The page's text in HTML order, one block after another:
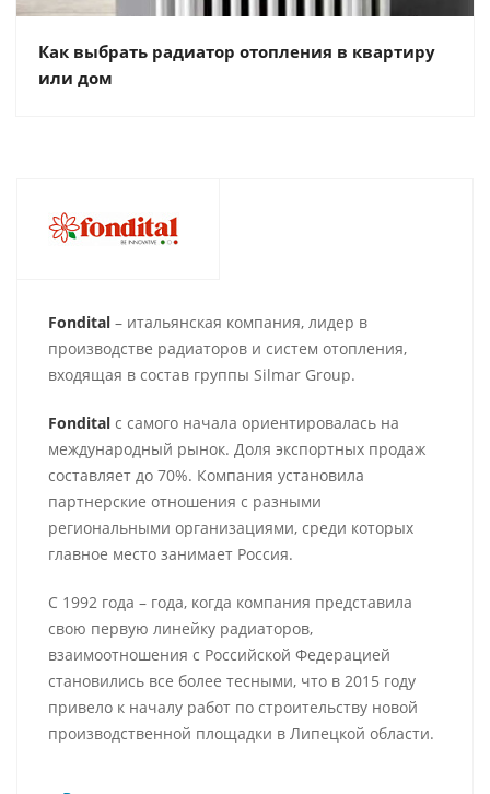
Как выбрать радиатор отопления в квартиру
или дом
Fondital – итальянская компания, лидер в
производстве радиаторов и систем отопления,
входящая в состав группы Silmar Group.
Fondital с самого начала ориентировалась на
международный рынок. Доля экспортных продаж
составляет до 70%. Компания установила
партнерские отношения с разными
региональными организациями, среди которых
главное место занимает Россия.
С 1992 года – года, когда компания представила
свою первую линейку радиаторов,
взаимоотношения с Российской Федерацией
становились все более тесными, что в 2015 году
привело к началу работ по строительству новой
производственной площадки в Липецкой области.